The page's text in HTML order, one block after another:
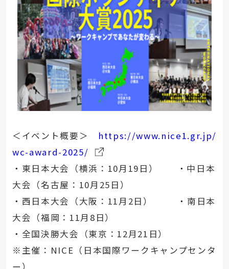
＜イベント概要＞ https://www.nice1.gr.jp/
wc-award-2025/
・東日本大会（横浜：10月19日） ・中日本
大会（名古屋：10月25日）
・西日本大会（大阪：11月2日） ・南日本
大会（福岡：11月8日）
・全国決勝大会（東京：12月21日）
※主催：NICE（日本国際ワークキャンプセンタ
ー）